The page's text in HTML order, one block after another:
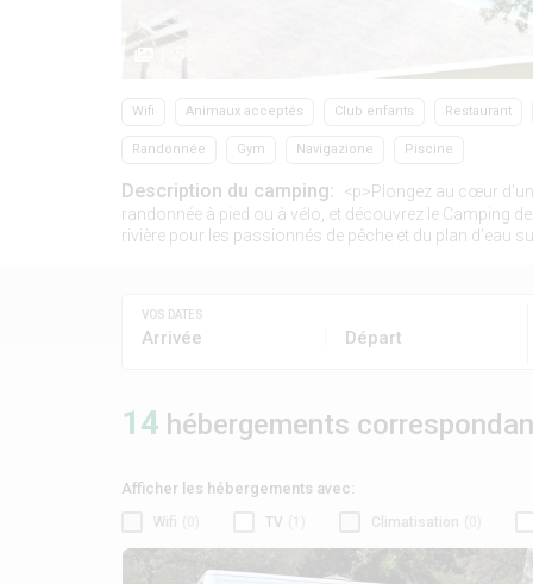
Wifi Animaux acceptés Club enfants Restaurant
Randonnée Gym Navigazione Piscine
Description du camping:
<p>Plongez au cœur
randonnée à pied ou à vélo, et découvrez le Camping
rivière pour les passionnés de pêche et du plan d’eau
VOS DATES
Arrivée Départ
14 hébergements
Afficher les hébergements avec:
Wifi TV Climatisation